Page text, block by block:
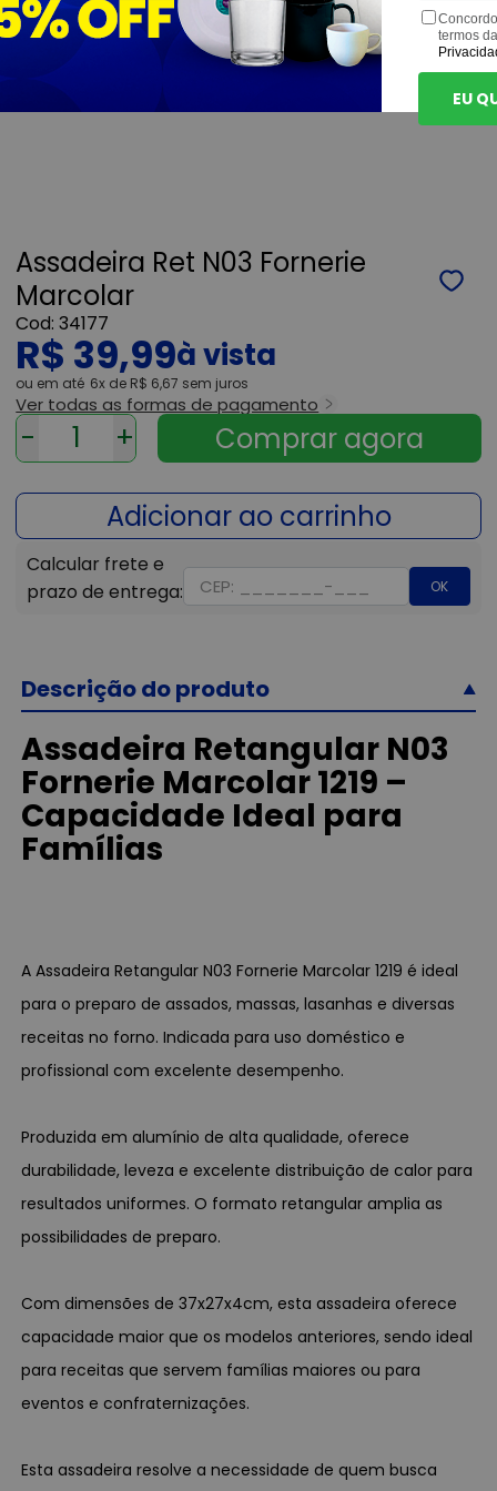
Assadeira Ret N03 Fornerie
Marcolar
34177
R$ 39,99
ou 6x de R$ 6,67 sem juros
Ver todas as formas de pagamento
- +
OK
Descrição do produto
Assadeira Retangular N03
Fornerie Marcolar 1219 –
Capacidade Ideal para
Famílias
A Assadeira Retangular N03 Fornerie Marcolar 1219 é ideal
para o preparo de assados, massas, lasanhas e diversas
receitas no forno. Indicada para uso doméstico e
profissional com excelente desempenho.
Produzida em alumínio de alta qualidade, oferece
durabilidade, leveza e excelente distribuição de calor para
resultados uniformes. O formato retangular amplia as
possibilidades de preparo.
Com dimensões de 37x27x4cm, esta assadeira oferece
capacidade maior que os modelos anteriores, sendo ideal
para receitas que servem famílias maiores ou para
eventos e confraternizações.
Esta assadeira resolve a necessidade de quem busca
termos
EU